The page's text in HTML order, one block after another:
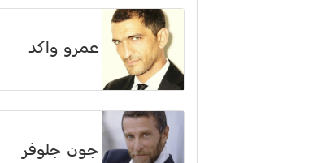
عمرو واكد
جون جلوفر